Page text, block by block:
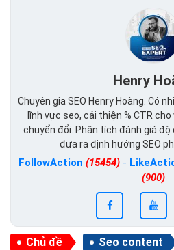
Henry
Chuyên gia SEO Henry Hoàng. Có
lĩnh vực seo, cải thiện % CTR
chuyển đổi. Phân tích đánh giá
đưa ra định hướng SEO
FollowAction (15454)-
(900)
Chủ đề Seo content